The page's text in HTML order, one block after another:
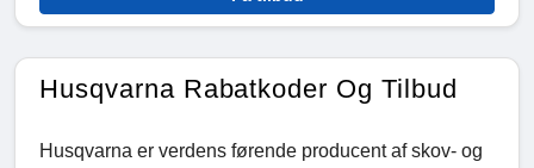
Husqvarna Rabatkoder Og Tilbud
Husqvarna er verdens førende producent af skov- og